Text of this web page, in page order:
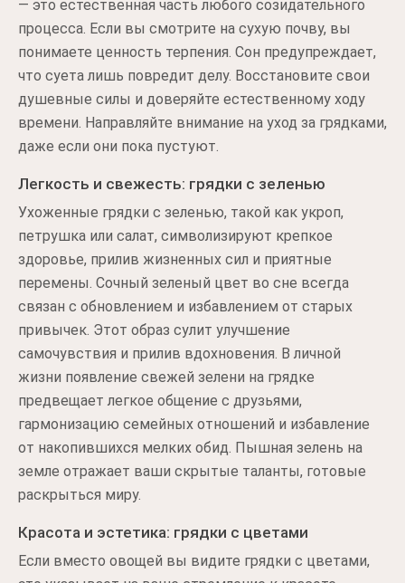
— это естественная часть любого созидательного
процесса. Если вы смотрите на сухую почву, вы
понимаете ценность терпения. Сон предупреждает,
что суета лишь повредит делу. Восстановите свои
душевные силы и доверяйте естественному ходу
времени. Направляйте внимание на уход за грядками,
даже если они пока пустуют.
Легкость и свежесть: грядки с зеленью
Ухоженные грядки с зеленью, такой как укроп,
петрушка или салат, символизируют крепкое
здоровье, прилив жизненных сил и приятные
перемены. Сочный зеленый цвет во сне всегда
связан с обновлением и избавлением от старых
привычек. Этот образ сулит улучшение
самочувствия и прилив вдохновения. В личной
жизни появление свежей зелени на грядке
предвещает легкое общение с друзьями,
гармонизацию семейных отношений и избавление
от накопившихся мелких обид. Пышная зелень на
земле отражает ваши скрытые таланты, готовые
раскрыться миру.
Красота и эстетика: грядки с цветами
Если вместо овощей вы видите грядки с цветами,